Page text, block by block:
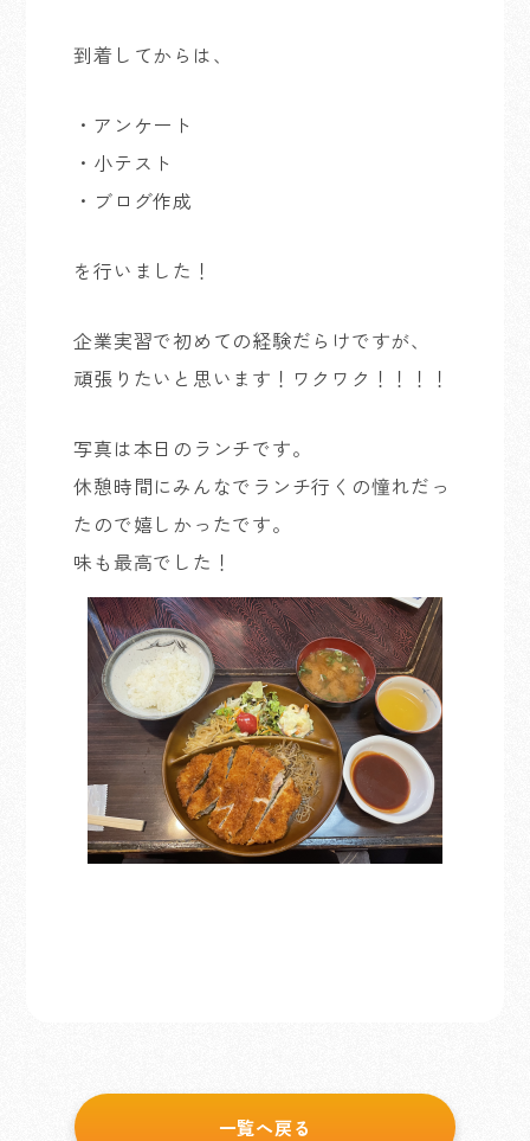
到着してからは、
・アンケート
・小テスト
・ブログ作成
を行いました！
企業実習で初めての経験だらけですが、
頑張りたいと思います！ワクワク！！！！
写真は本日のランチです。
休憩時間にみんなでランチ行くの憧れだっ
たので嬉しかったです。
味も最高でした！
一覧へ戻る